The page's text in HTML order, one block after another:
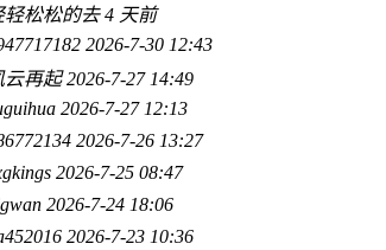
轻松松的去 4 天前
2026-7-30 12:43
云再起 2026-7-27 14:49
2026-7-27 12:13
2026-7-26 13:27
2026-7-25 08:47
2026-7-24 18:06
2026-7-23 10:36